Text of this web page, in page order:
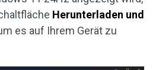
Herunterladen und
es auf Ihrem Gerät zu